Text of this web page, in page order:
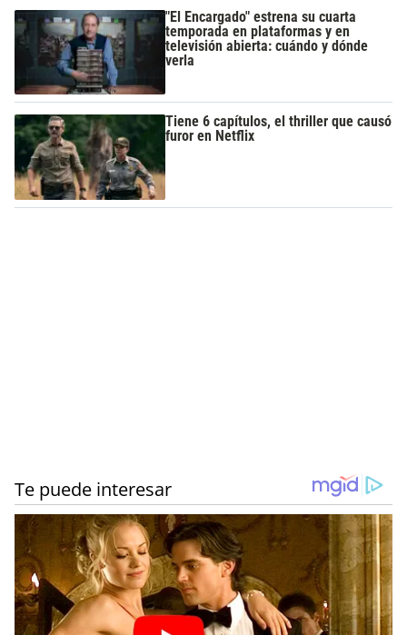
"El Encargado" estrena su cuarta
temporada en plataformas y en
televisión abierta: cuándo y dónde
verla
Tiene 6 capítulos, el thriller que causó
furor en Netflix